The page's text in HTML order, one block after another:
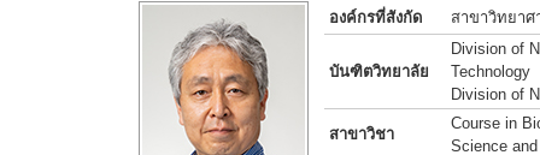
องค์กรที่สังกัด สาขาวิทยา
บันฑิตวิทยาลัย
Division of
Technology
Division of
สาขาวิชา
Course in
Science